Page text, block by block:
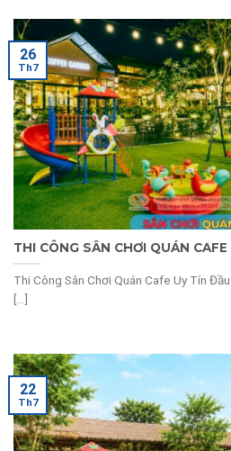
THI CÔNG SÂN CHƠI QUÁN
Thi Công Sân Chơi Quán Cafe Uy Tín
[...]
26
Th7
22
Th7